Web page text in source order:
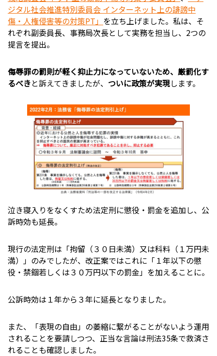
ジタル社会推進特別委員会 インターネット上の誹謗中
傷・人権侵害等の対策PT」 を立ち上げました。私は、そ
れぞれ副委員長、事務局次長として実務を担当し、2つの
提言を提出。
侮辱罪の罰則が軽く抑止力になっていないため、厳罰化す
るべきと訴えてきましたが、 ついに政策が実現します。
泣き寝入りをなくすため法定刑に懲役・罰金を追加し、公
訴時効も延長。
現行の法定刑は「拘留（３０日未満）又は科料（１万円未
満）」のみでしたが、改正案ではこれに「１年以下の懲
役・禁錮若しくは３０万円以下の罰金」を加えることに。
公訴時効は１年から３年に延長となりました。
また、「表現の自由」の萎縮に繋がることがないよう運用
されることを要請しつつ、正当な言論は刑法35条で救済さ
れることも確認しました。